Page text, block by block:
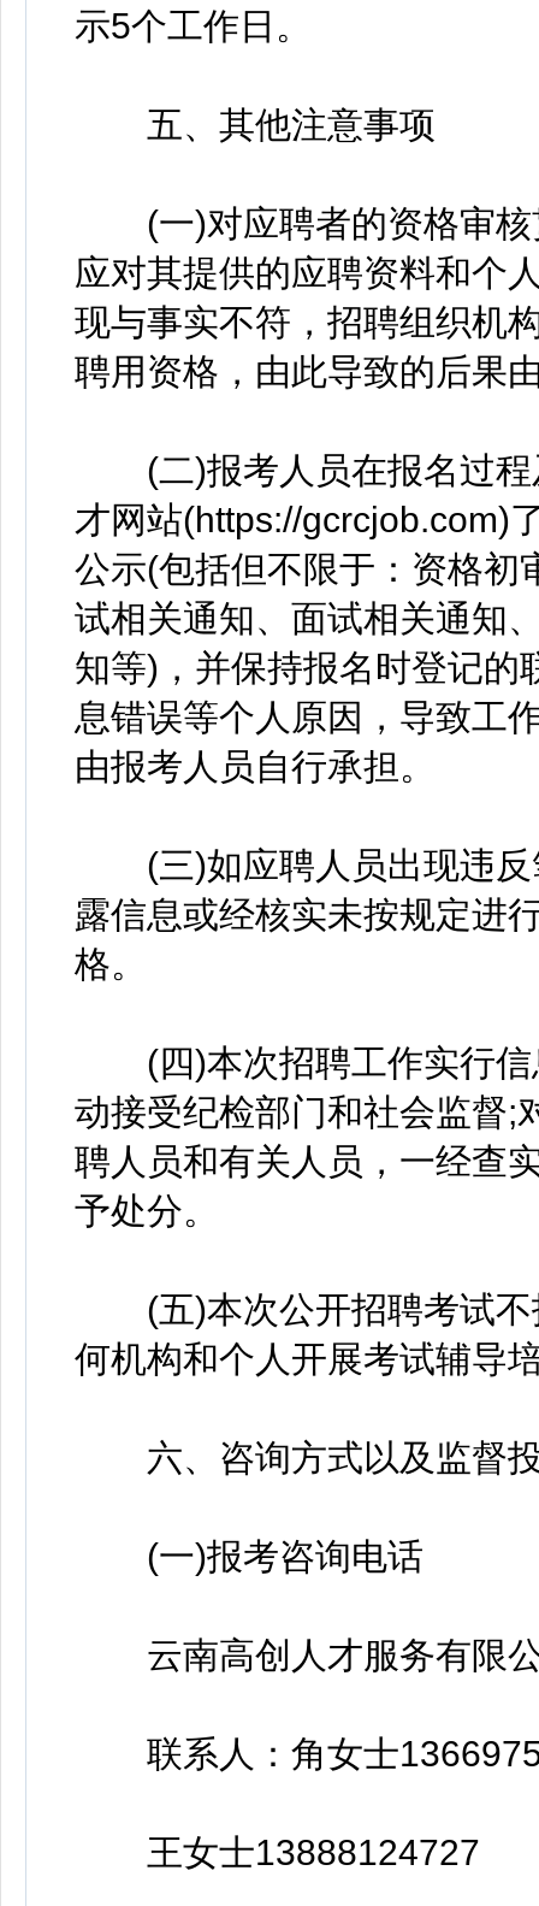
示5个工作日。
五、其他注意事项
(一)对应聘者的资格审核
应对其提供的应聘资料和个
现与事实不符，招聘组织机
聘用资格，由此导致的后果
(二)报考人员在报名过程
才网站(https://gcrcjob.com)
公示(包括但不限于：资格初
试相关通知、面试相关通知
知等)，并保持报名时登记的
息错误等个人原因，导致工
由报考人员自行承担。
(三)如应聘人员出现违反
露信息或经核实未按规定进
格。
(四)本次招聘工作实行信
动接受纪检部门和社会监督;
聘人员和有关人员，一经查
予处分。
(五)本次公开招聘考试不
何机构和个人开展考试辅导
六、咨询方式以及监督
(一)报考咨询电话
云南高创人才服务有限
联系人：角女士
王女士13888124727